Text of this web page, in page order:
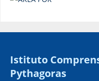
Istituto
Pythagoras